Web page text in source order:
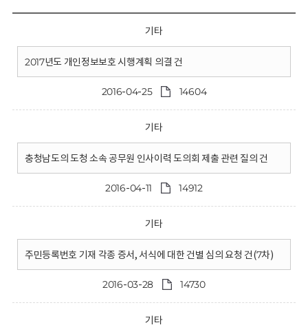
기타
2017년도 개인정보보호 시행계획 의결 건
2016-04-25 14604
기타
충청남도의 도청 소속 공무원 인사이력 도의회 제출 관련 질의 건
2016-04-11 14912
기타
주민등록번호 기재 각종 증서, 서식에 대한 건별 심의 요청 건(7차)
2016-03-28 14730
기타